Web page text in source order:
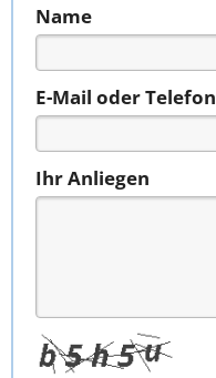
Name
E-Mail oder Telefon
Ihr Anliegen